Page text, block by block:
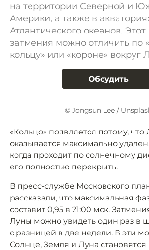
на территории Северной и
Америки, а также в
Атлантического океанов. Этот
затмения можно отличить по
кольцу» или «короне» вокруг
Обсудить
© Jongsun Lee /
«Кольцо» появляется потому, что
оказывается максимально
когда проходит по солнечному
его полностью перекрыть.
В пресс-службе Московского
рассказали, что максимальная
составит 0,95 в 21:00 мск.
Луны можно увидеть один раз в
с разницей в две недели. В эти
Солнце, Земля и Луна